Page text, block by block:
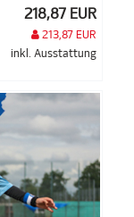
218,87 EUR
213,87 EUR
inkl. Ausstattung